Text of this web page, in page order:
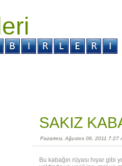
SAKIZ
Pazartesi, Ağustos 06, 2011 7:27
Bu kabağın rüyası hıyar gibi